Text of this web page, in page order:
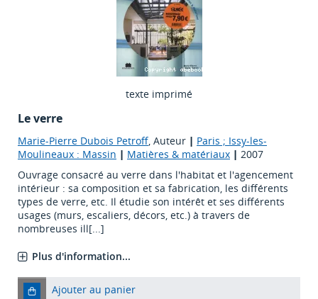
texte imprimé
Le verre
Marie-Pierre Dubois Petroff, Auteur | Paris ; Issy-les-
Moulineaux : Massin | Matières & matériaux | 2007
Ouvrage consacré au verre dans l'habitat et l'agencement
intérieur : sa composition et sa fabrication, les différents
types de verre, etc. Il étudie son intérêt et ses différents
usages (murs, escaliers, décors, etc.) à travers de
nombreuses ill[...]
Plus d'information...
Ajouter au panier